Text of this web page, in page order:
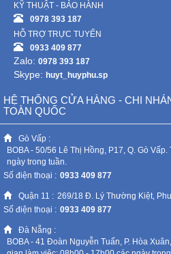
BéKỸ THUẬT - BẢO HÀNH
0978 393 187
HỖ TRỢ TRỰC TUYẾN
0933 409 877
Zalo: 0978 393 187
Skype: huyt_huyphu.sp
HỆ THỐNG CỬA HÀNG - CHI
TOÀN QUỐC
Gò Vấp :
BOBA - 50/56 Lê Thị Hồng, P17, Q. Gò
ngày trong tuần.
Số điện thoại : 0933 409 877
Quận 11 : 269/18 Đ. Lý Thường Kiệt,
Số điện thoại : 0933 409 877
Đà Nẵng :
BOBA - 41 Đoàn Nguyễn Tuấn, P. Hòa